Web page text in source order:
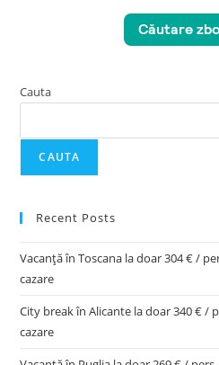
Cauta
CAUTA
Recent Posts
Vacanță în Toscana la doar 304 € /
cazare
City break în Alicante la doar 340 € /
cazare